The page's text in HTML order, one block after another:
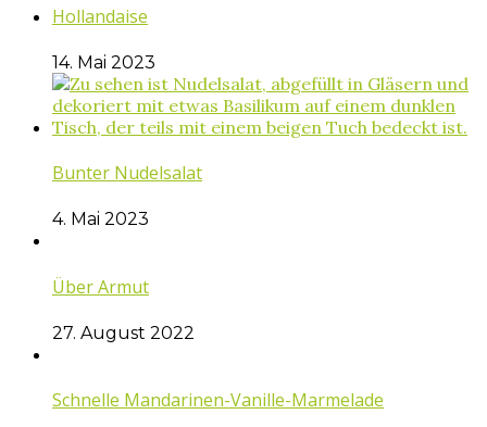
Hollandaise
14. Mai 2023
Bunter Nudelsalat
4. Mai 2023
Über Armut
27. August 2022
Schnelle Mandarinen-Vanille-Marmelade